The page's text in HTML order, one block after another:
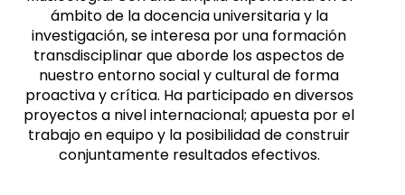
ámbito de la docencia universitaria y la
investigación, se interesa por una formación
transdisciplinar que aborde los aspectos de
nuestro entorno social y cultural de forma
proactiva y crítica. Ha participado en diversos
proyectos a nivel internacional; apuesta por el
trabajo en equipo y la posibilidad de construir
conjuntamente resultados efectivos.